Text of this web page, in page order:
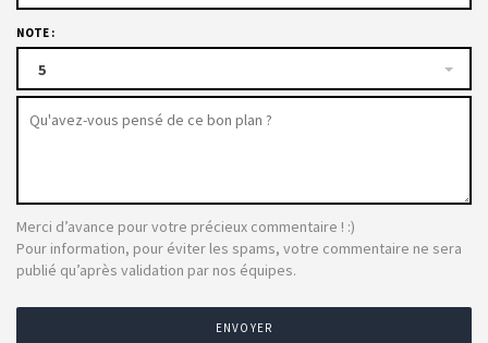
NOTE :
5
Merci d’avance pour votre précieux commentaire ! :)
Pour information, pour éviter les spams, votre commentaire ne sera
publié qu’après validation par nos équipes.
ENVOYER